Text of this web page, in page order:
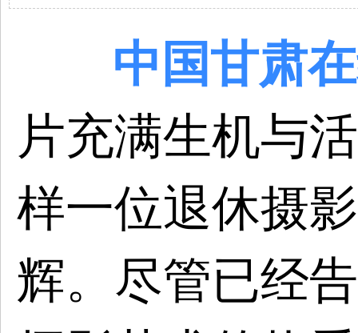
中国甘肃
片充满生机与
样一位退休摄
辉。尽管已经